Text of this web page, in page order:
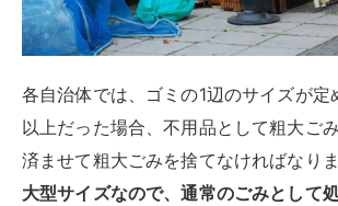
各自治体では、ゴミの1辺のサイズが定
以上だった場合、不用品として粗大ご
済ませて粗大ごみを捨てなければなり
大型サイズなので、通常のごみとして